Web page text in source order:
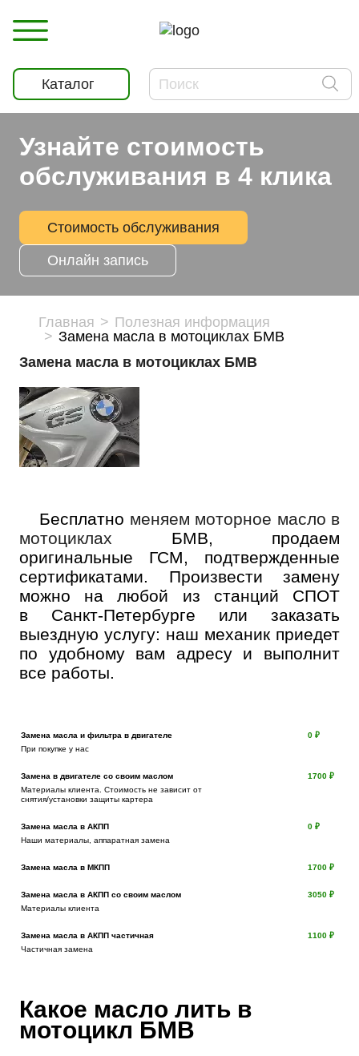
Каталог
Узнайте стоимость
обслуживания в 4 клика
Стоимость обслуживания
Онлайн запись
Главная
Полезная информация
Замена масла в мотоциклах БМВ
Замена масла в мотоциклах БМВ
Бесплатно меняем моторное масло в
мотоциклах БМВ, продаем
оригинальные ГСМ, подтвержденные
сертификатами. Произвести замену
можно на любой из станций СПОТ
в Санкт-Петербурге или заказать
выездную услугу: наш механик приедет
по удобному вам адресу и выполнит
все работы.
Замена масла и фильтра в двигателе
При покупке у нас
0 ₽
Замена в двигателе со своим маслом
Материалы клиента. Стоимость не зависит от
снятия/установки защиты картера
1700 ₽
Замена масла в АКПП
Наши материалы, аппаратная замена
0 ₽
Замена масла в МКПП 1700 ₽
Замена масла в АКПП со своим маслом
Материалы клиента
3050 ₽
Замена масла в АКПП частичная
Частичная замена
1100 ₽
Какое масло лить в
мотоцикл БМВ